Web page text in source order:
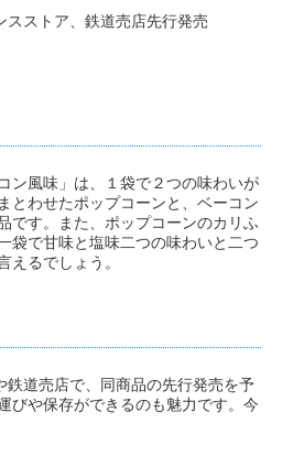
ストア、鉄道売店先行発売
ン風味」は、１袋で２つの味わいが
とわせたポップコーンと、ベーコン
です。また、ポップコーンのカリふ
袋で甘味と塩味二つの味わいと二つ
るでしょう。
道売店で、同商品の先行発売を予
びや保存ができるのも魅力です。今